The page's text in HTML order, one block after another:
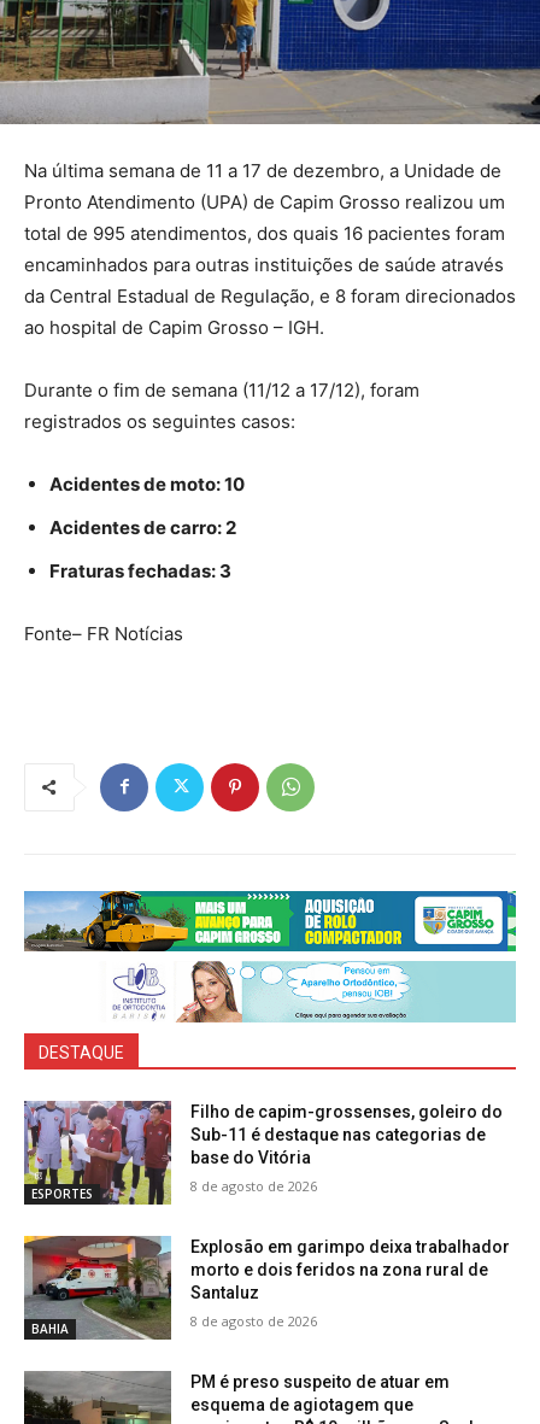
Na última semana de 11 a 17 de dezembro, a Unidade de
Pronto Atendimento (UPA) de Capim Grosso realizou um
total de 995 atendimentos, dos quais 16 pacientes foram
encaminhados para outras instituições de saúde através
da Central Estadual de Regulação, e 8 foram direcionados
ao hospital de Capim Grosso – IGH.
Durante o fim de semana (11/12 a 17/12), foram
registrados os seguintes casos:
Acidentes de moto: 10
Acidentes de carro: 2
Fraturas fechadas: 3
Fonte– FR Notícias
DESTAQUE
ESPORTES
Filho de capim-grossenses, goleiro do
Sub-11 é destaque nas categorias de
base do Vitória
8 de agosto de 2026
BAHIA
Explosão em garimpo deixa trabalhador
morto e dois feridos na zona rural de
Santaluz
8 de agosto de 2026
PM é preso suspeito de atuar em
esquema de agiotagem que